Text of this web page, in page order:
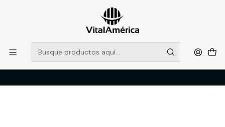
POR SISTEMA FRONTAL SOLO RETIROS EN TIENDA, DESDE
MUCHAS GRACIAS +569 5956 2237
Leer más
Inicio Catálogo PROTECCION PERSONAL
RESPIRACION
FILTRO AIR F600MP3 ABEK1P3R MULTIGAS PART.